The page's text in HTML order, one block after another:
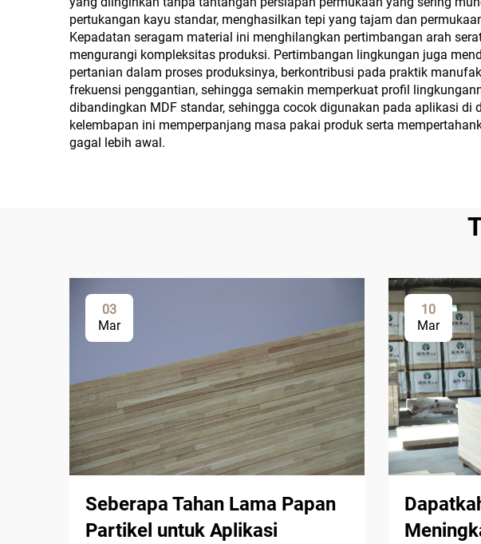
pertukangan kayu standar, menghasilkan tepi yang tajam dan
Kepadatan seragam material ini menghilangkan pertimbangan arah
mengurangi kompleksitas produksi. Pertimbangan lingkungan juga
pertanian dalam proses produksinya, berkontribusi pada praktik
frekuensi penggantian, sehingga semakin memperkuat profil
dibandingkan MDF standar, sehingga cocok digunakan pada aplikasi
kelembapan ini memperpanjang masa pakai produk serta
gagal lebih awal.
03
Mar
Seberapa Tahan Lama Papan
Partikel untuk Aplikasi
10
Mar